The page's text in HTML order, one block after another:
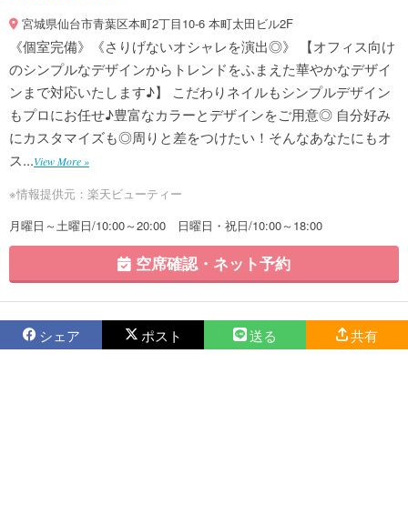
宮城県仙台市青葉区本町2丁目10-6 本町太田ビル2F
《個室完備》《さりげないオシャレを演出◎》 【オフィス向け
のシンプルなデザインからトレンドをふまえた華やかなデザイ
ンまで対応いたします♪】 こだわりネイルもシンプルデザイン
もプロにお任せ♪豊富なカラーとデザインをご用意◎ 自分好み
にカスタマイズも◎周りと差をつけたい！そんなあなたにもオ
ス...View More »
※情報提供元：楽天ビューティー
月曜日～土曜日/10:00～20:00 日曜日・祝日/10:00～18:00
空席確認・ネット予約
シェア ポスト 送る 共有